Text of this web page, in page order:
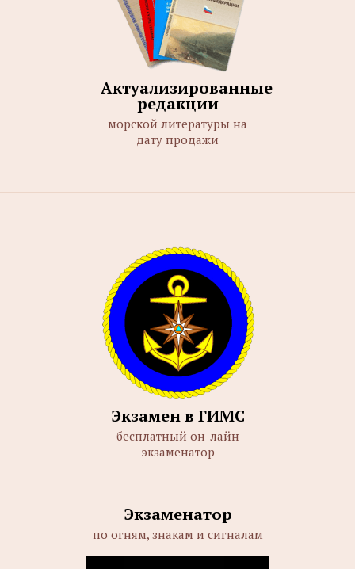
Актуализированные
редакции
морской литературы на
дату продажи
Экзамен в ГИМС
бесплатный он-лайн
экзаменатор
Экзаменатор
по огням, знакам и сигналам